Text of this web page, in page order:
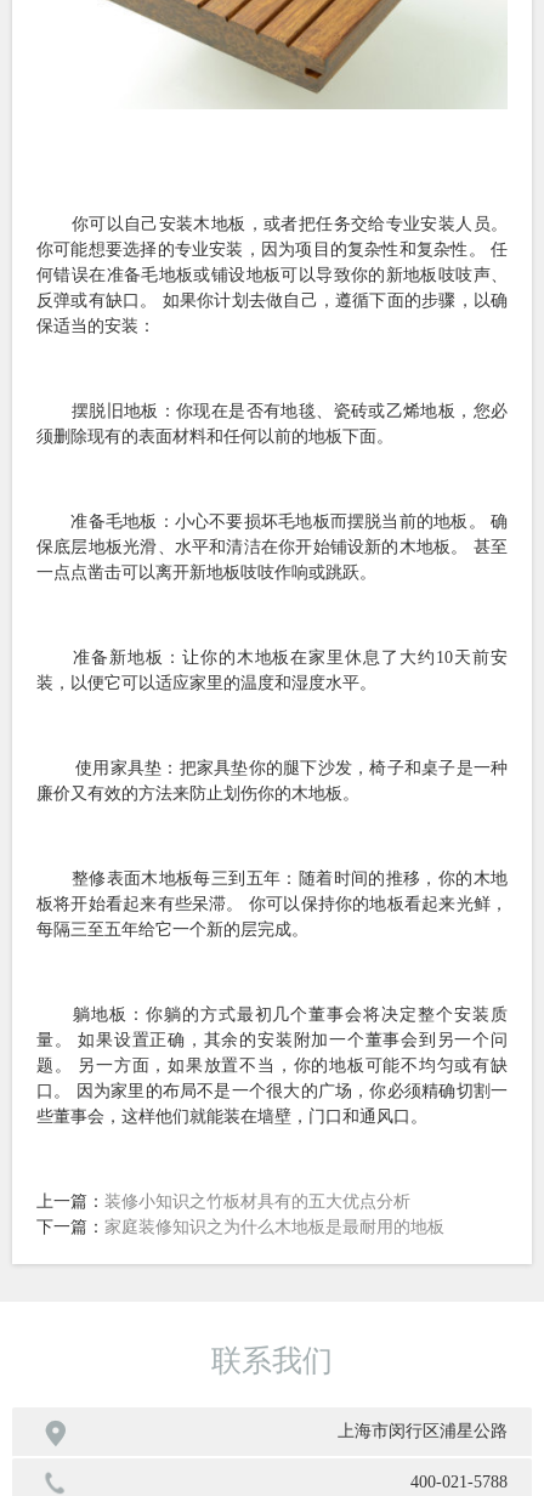
你可以自己安装木地板，或者把任务交给专业安装人员。
你可能想要选择的专业安装，因为项目的复杂性和复杂性。 任
何错误在准备毛地板或铺设地板可以导致你的新地板吱吱声、
反弹或有缺口。 如果你计划去做自己，遵循下面的步骤，以确
保适当的安装：
摆脱旧地板：你现在是否有地毯、瓷砖或乙烯地板，您必
须删除现有的表面材料和任何以前的地板下面。
准备毛地板：小心不要损坏毛地板而摆脱当前的地板。 确
保底层地板光滑、水平和清洁在你开始铺设新的木地板。 甚至
一点点凿击可以离开新地板吱吱作响或跳跃。
准备新地板：让你的木地板在家里休息了大约10天前安
装，以便它可以适应家里的温度和湿度水平。
使用家具垫：把家具垫你的腿下沙发，椅子和桌子是一种
廉价又有效的方法来防止划伤你的木地板。
整修表面木地板每三到五年：随着时间的推移，你的木地
板将开始看起来有些呆滞。 你可以保持你的地板看起来光鲜，
每隔三至五年给它一个新的层完成。
躺地板：你躺的方式最初几个董事会将决定整个安装质
量。 如果设置正确，其余的安装附加一个董事会到另一个问
题。 另一方面，如果放置不当，你的地板可能不均匀或有缺
口。 因为家里的布局不是一个很大的广场，你必须精确切割一
些董事会，这样他们就能装在墙壁，门口和通风口。
上一篇： 装修小知识之竹板材具有的五大优点分析
下一篇： 家庭装修知识之为什么木地板是最耐用的地板
联系我们
 上海市闵行区浦星公路
400-021-5788